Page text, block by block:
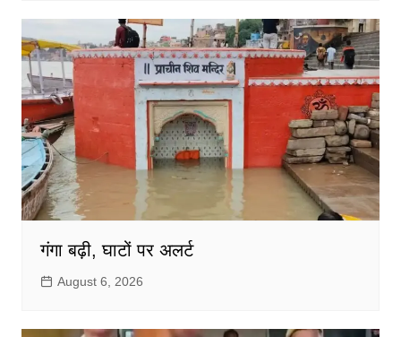
गंगा बढ़ी, घाटों पर अलर्ट
August 6, 2026